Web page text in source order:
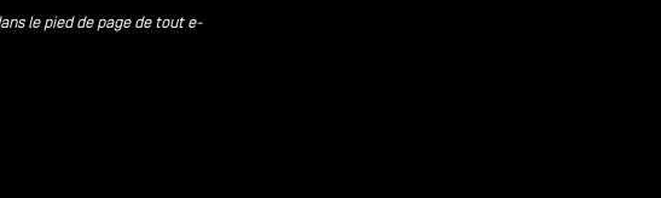
le pied de page de tout e-